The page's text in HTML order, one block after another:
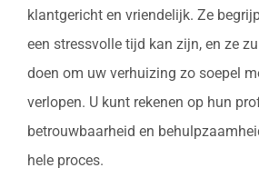
klantgericht en vriendelijk. Ze
een stressvolle tijd kan zijn, en ze
doen om uw verhuizing zo soepel
verlopen. U kunt rekenen op hun
betrouwbaarheid en
hele proces.